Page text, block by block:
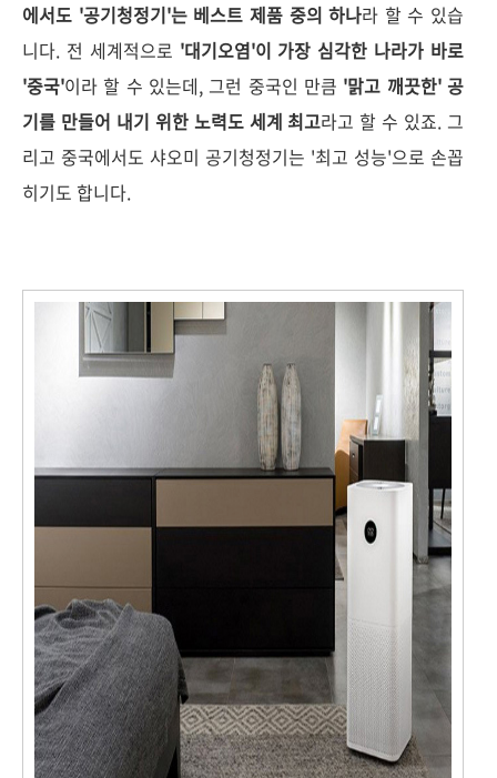
에서도 '공기청정기'는 베스트 제품 중의 하나라 할 수 있습
니다. 전 세계적으로 '대기오염'이 가장 심각한 나라가 바로
'중국'이라 할 수 있는데, 그런 중국인 만큼 '맑고 깨끗한' 공
기를 만들어 내기 위한 노력도 세계 최고라고 할 수 있죠. 그
리고 중국에서도 샤오미 공기청정기는 '최고 성능'으로 손꼽
히기도 합니다.